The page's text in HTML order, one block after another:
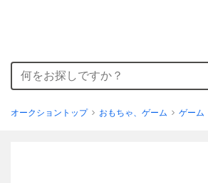
オークショントップ おもちゃ、ゲーム ゲーム